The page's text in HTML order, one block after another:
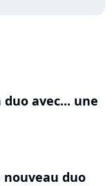
avec... une
nouveau duo